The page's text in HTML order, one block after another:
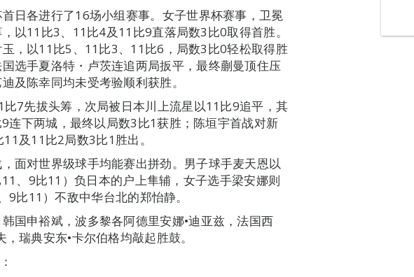
日各进行了16场小组赛事。女子世界杯赛事，卫冕
以11比3、11比4及11比9直落局数3比0取得首胜。
，以11比5、11比3、11比6，局数3比0轻松取得胜
选手夏洛特・卢茨连追两局扳平，最终蒯曼顶住压
及陈幸同均未受考验顺利获胜。
7先拔头筹，次局被日本川上流星以11比9追平，其
连下两城，最终以局数3比1获胜；陈垣宇首战对新
及11比2局数3比1胜出。
面对世界级球手均能赛出拼劲。男子球手麦天恩以
、9比11）负日本的户上隼辅，女子选手梁安娜则
比11）不敌中华台北的郑怡静。
国申裕斌，波多黎各阿德里安娜•迪亚兹，法国西
瑞典安东•卡尔伯格均敲起胜鼓。